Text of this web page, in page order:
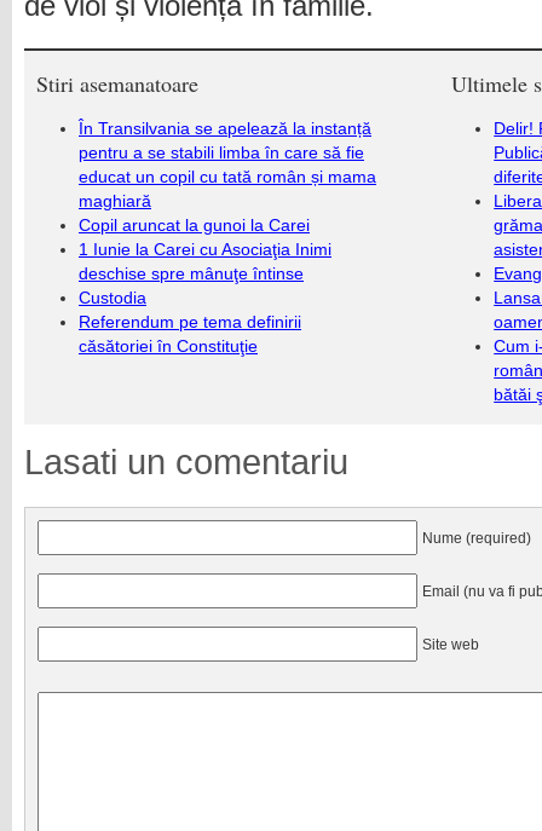
Stiri asemanatoare
În Transilvania se apelează la instanță
pentru a se stabili limba în care să fie
educat un copil cu tată român și mama
maghiară
Copil aruncat la gunoi la Carei
1 Iunie la Carei cu Asociaţia Inimi
deschise spre mânuţe întinse
Custodia
Referendum pe tema definirii
căsătoriei în Constituţie
Ultimele
Delir!
Cum
bătăi
Lasati un comentariu
Nume (required)
Email (nu va fi
Site web